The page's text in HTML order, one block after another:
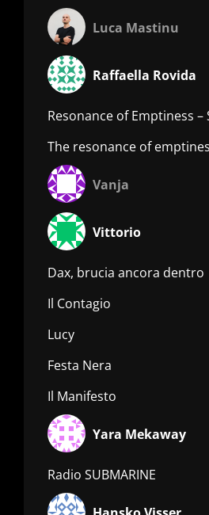
Luca Mastinu
Raffaella Rovida
Resonance of Emptiness –
The resonance of
Vanja
Vittorio
Dax, brucia ancora dentro
Il Contagio
Lucy
Festa Nera
Il Manifesto
Yara Mekaway
Radio SUBMARINE